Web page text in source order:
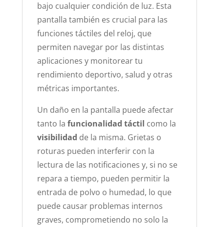
bajo cualquier condición de luz. Esta
pantalla también es crucial para las
funciones táctiles del reloj, que
permiten navegar por las distintas
aplicaciones y monitorear tu
rendimiento deportivo, salud y otras
métricas importantes.
Un daño en la pantalla puede afectar
tanto la funcionalidad táctil como la
visibilidad de la misma. Grietas o
roturas pueden interferir con la
lectura de las notificaciones y, si no se
repara a tiempo, pueden permitir la
entrada de polvo o humedad, lo que
puede causar problemas internos
graves, comprometiendo no solo la